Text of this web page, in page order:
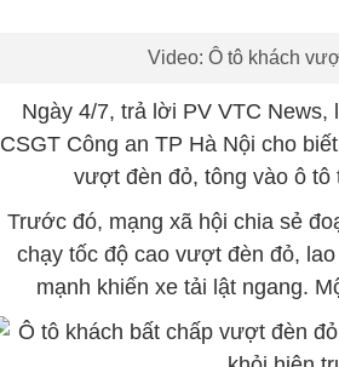
Video: Ô tô khách
Ngày 4/7, trả lời PV VTC
CSGT Công an TP Hà Nội cho
vượt đèn đỏ, tông vào ô tô
Trước đó, mạng xã hội chia sẻ
chạy tốc độ cao vượt đèn đỏ,
mạnh khiến xe tải lật ngang.